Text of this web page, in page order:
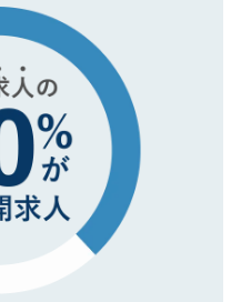
もご安心ください。